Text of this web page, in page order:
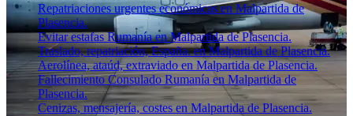
Repatriaciones urgentes económicas en Malpartida de
Plasencia.
Evitar estafas Rumanía en Malpartida de Plasencia.
Traslado, repatriación, España. en Malpartida de Plasencia.
Aerolínea, ataúd, extraviado en Malpartida de Plasencia.
Fallecimiento Consulado Rumanía en Malpartida de
Plasencia.
Cenizas, mensajería, costes en Malpartida de Plasencia.